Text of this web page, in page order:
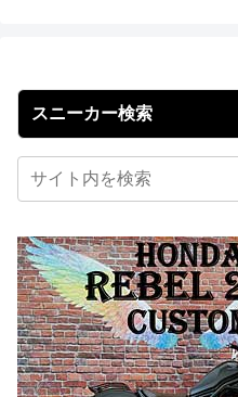
スニーカー検索